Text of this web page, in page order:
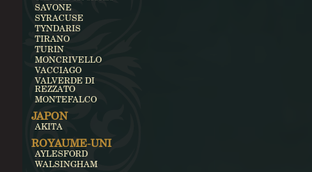
SAVONE
SYRACUSE
TYNDARIS
TIRANO
TURIN
MONCRIVELLO
VACCIAGO
VALVERDE DI
REZZATO
MONTEFALCO
JAPON
AKITA
ROYAUME-UNI
AYLESFORD
WALSINGHAM